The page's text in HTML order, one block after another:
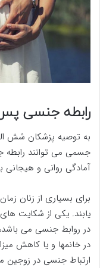
رابطه جنسی پس
به توصیه پزشکان شش
جسمی می توانند رابطه
آمادگی روانی و
برای بسیاری از زنان
یابند. یکی از شکایت
در روابط جنسی می
در خانمها و یا کاهش
ارتباط جنسی در زوجین